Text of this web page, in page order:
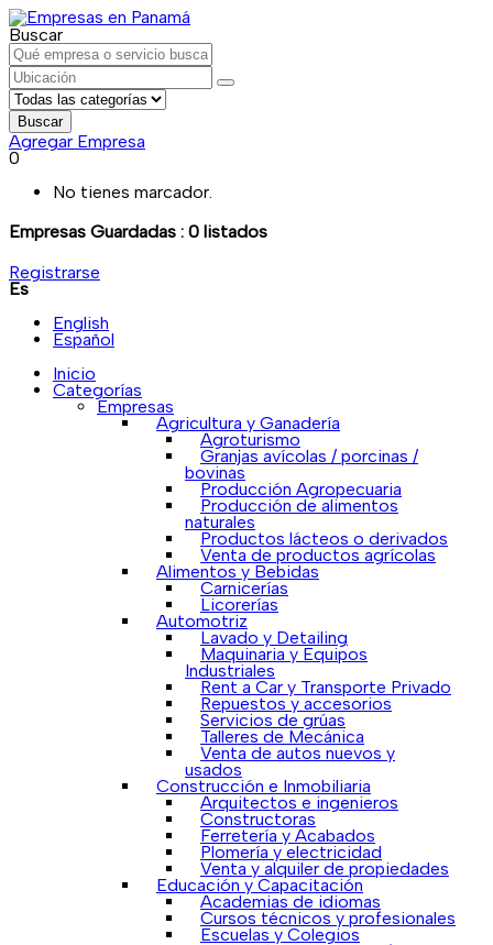
Buscar
Buscar
Agregar Empresa
0
No tienes marcador.
Empresas Guardadas : 0 listados
Registrarse
Es
English
Español
Inicio
Categorías
Empresas
Agricultura y Ganadería
Agroturismo
Granjas avícolas / porcinas /
bovinas
Producción Agropecuaria
Producción de alimentos
naturales
Productos lácteos o derivados
Venta de productos agrícolas
Alimentos y Bebidas
Carnicerías
Licorerías
Automotriz
Lavado y Detailing
Maquinaria y Equipos
Industriales
Rent a Car y Transporte Privado
Repuestos y accesorios
Servicios de grúas
Talleres de Mecánica
Venta de autos nuevos y
usados
Construcción e Inmobiliaria
Arquitectos e ingenieros
Constructoras
Ferretería y Acabados
Plomería y electricidad
Venta y alquiler de propiedades
Educación y Capacitación
Academias de idiomas
Cursos técnicos y profesionales
Escuelas y Colegios